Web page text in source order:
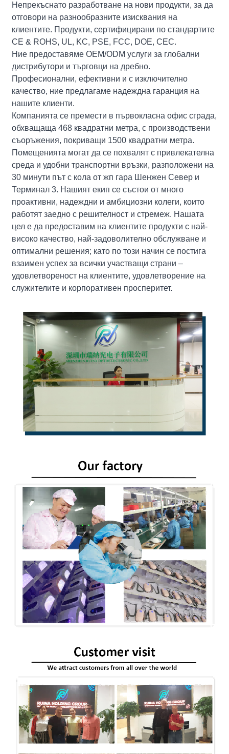
Непрекъснато разработване на нови продукти, за да
отговори на разнообразните изисквания на
клиентите. Продукти, сертифицирани по стандартите
CE & ROHS, UL, KC, PSE, FCC, DOE, CEC.
Ние предоставяме OEM/ODM услуги за глобални
дистрибутори и търговци на дребно.
Професионални, ефективни и с изключително
качество, ние предлагаме надеждна гаранция на
нашите клиенти.
Компанията се премести в първокласна офис сграда,
обхващаща 468 квадратни метра, с производствени
съоръжения, покриващи 1500 квадратни метра.
Помещенията могат да се похвалят с привлекателна
среда и удобни транспортни връзки, разположени на
30 минути път с кола от жп гара Шенжен Север и
Терминал 3. Нашият екип се състои от много
проактивни, надеждни и амбициозни колеги, които
работят заедно с решителност и стремеж. Нашата
цел е да предоставим на клиентите продукти с най-
високо качество, най-задоволително обслужване и
оптимални решения; като по този начин се постига
взаимен успех за всички участващи страни –
удовлетвореност на клиентите, удовлетворение на
служителите и корпоративен просперитет.